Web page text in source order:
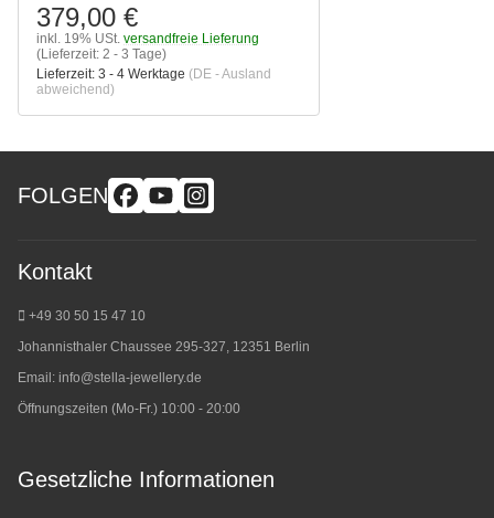
379,00 €
inkl. 19% USt. versandfreie Lieferung
(Lieferzeit: 2 - 3 Tage)
Lieferzeit: 3 - 4 Werktage (DE - Ausland
abweichend)
FOLGEN
Kontakt
+49 30 50 15 47 10
Johannisthaler Chaussee 295-327, 12351 Berlin
Email: info@stella-jewellery.de
Öffnungszeiten (Mo-Fr.) 10:00 - 20:00
Gesetzliche Informationen